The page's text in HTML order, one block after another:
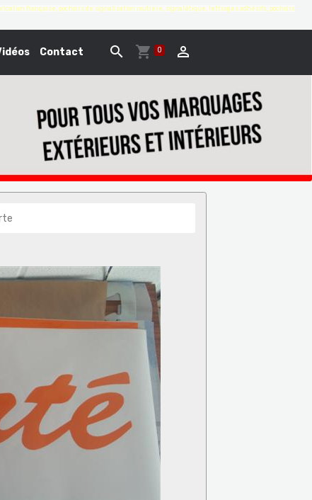
française, pochoirs de signalisation routière, signalétique, lettrages adhésifs, pochoirs
Contact 0